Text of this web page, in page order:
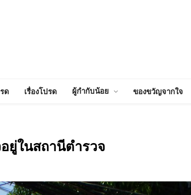
ด เรื่องโปรด ผู้กำกับน้อย ของขวัญจากใจ
ยู่ในสถานีตำรวจ